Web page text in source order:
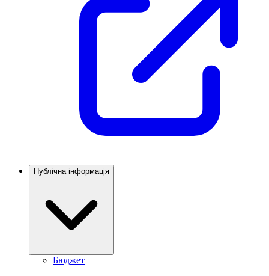
Публічна інформація
Бюджет